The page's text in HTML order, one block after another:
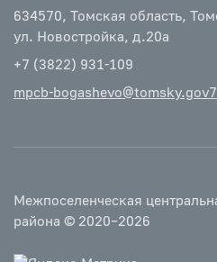
634570, Томская область,
ул. Новостройка, д.20а
+7 (3822) 931-109
mpcb-
Межпоселенческая
района © 2020–2026